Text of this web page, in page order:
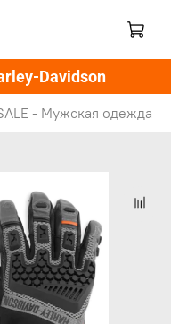
Davidson
- Мужская одежда